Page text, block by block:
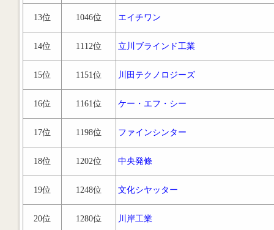
13位 1046位 エイチワン
14位 1112位 立川ブラインド工業
15位 1151位 川田テクノロジーズ
16位 1161位 ケー・エフ・シー
17位 1198位 ファインシンター
18位 1202位 中央発條
19位 1248位 文化シヤッター
20位 1280位 川岸工業